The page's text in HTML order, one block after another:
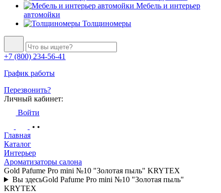
Мебель и интерьер
автомойки
Толщиномеры
+7 (800) 234-56-41
График работы
Перезвонить?
Личный кабинет:
Войти
Главная
Каталог
Интерьер
Ароматизаторы салона
Gold Pafume Pro mini №10 "Золотая пыль" KRYTEX
Вы здесьGold Pafume Pro mini №10 "Золотая пыль"
KRYTEX